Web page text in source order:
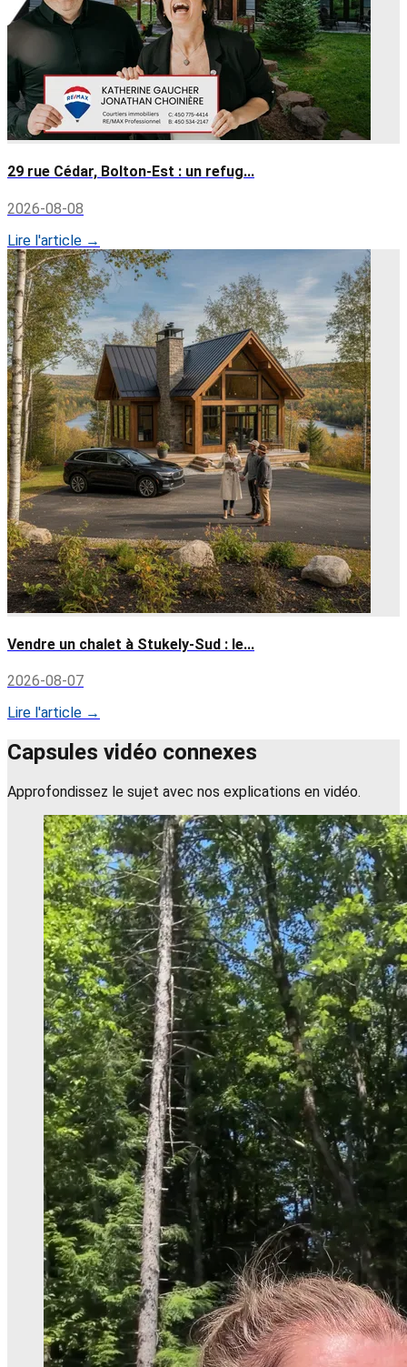
29 rue Cédar, Bolton-Est : un refug...
2026-08-08
Lire l'article →
Vendre un chalet à Stukely-Sud : le...
2026-08-07
Lire l'article →
Capsules vidéo connexes
Approfondissez le sujet avec nos explications en vidéo.